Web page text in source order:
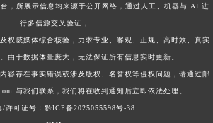
，所展示信息均来源于公开网络，通过人工、机器与 AI 进
行多信源交叉验证，
权威媒体综合核验，力求专业、客观、正规、高时效、真实
由于数据体量庞大，无法保证所有信息实时更新。
容存在事实错误或涉及版权、名誉权等侵权问题，请通过邮
与我们联系，我们将在收到通知后立即依法处理。
/许可证号：黔ICP备2025055598号-38